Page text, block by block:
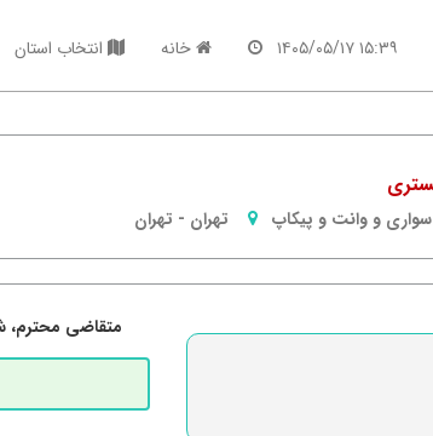
۱۵:۳۹ ۱۴۰۵/۰۵/۱۷ خانه انتخاب استان
سواری و وانت و پیکاپ تهران - تهران
متقاضی محترم،